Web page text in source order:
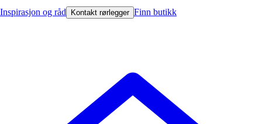
Inspirasjon og råd Kontakt rørlegger Finn butikk